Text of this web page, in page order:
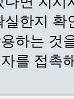
한지
하는 것
를 접촉